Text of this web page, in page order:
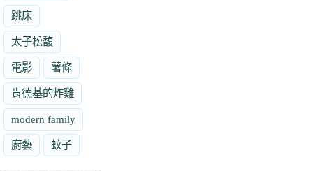
跳床
太子松馥
電影 薯條
肯德基的炸雞
modern family
廚藝 蚊子